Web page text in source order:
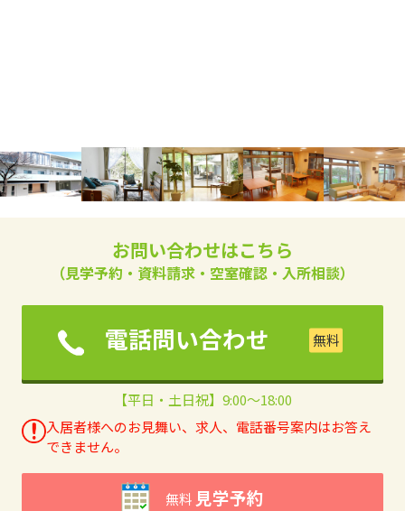
お問い合わせはこちら
（見学予約・資料請求・空室確認・入所相談）
電話問い合わせ
【平日・土日祝】9:00～18:00
入居者様へのお見舞い、求人、電話番号案内はお答え
できません。
無料 見学予約